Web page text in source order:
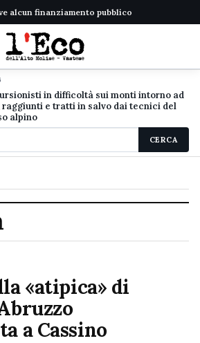
alcun finanziamento pubblico
in difficoltà sui monti intorno ad
raggiunti e tratti in salvo dai tecnici del
alpino
CERCA
«atipica» di
a Cassino